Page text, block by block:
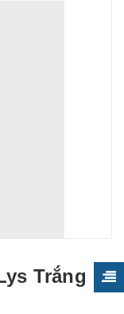
Trắng